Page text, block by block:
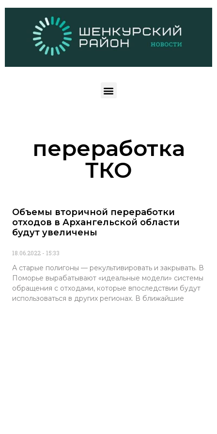
переработка
ТКО
Объемы вторичной переработки
отходов в Архангельской области
будут увеличены
18.06.2022 15:33
А старые полигоны — рекультивировать и закрывать. В
Поморье вырабатывают «идеальные модели» системы
обращения с отходами, которые впоследствии будут
использоваться в других регионах. В ближайшие